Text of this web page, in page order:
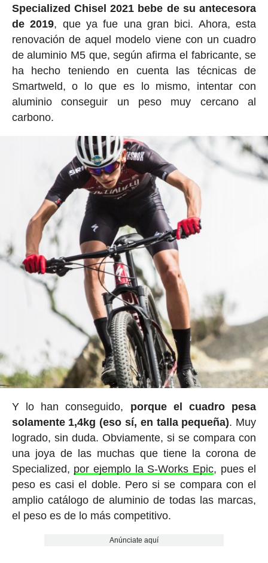
Specialized Chisel 2021 bebe de su antecesora
de 2019, que ya fue una gran bici. Ahora, esta
renovación de aquel modelo viene con un cuadro
de aluminio M5 que, según afirma el fabricante, se
ha hecho teniendo en cuenta las técnicas de
Smartweld, o lo que es lo mismo, intentar con
aluminio conseguir un peso muy cercano al
carbono.
Y lo han conseguido, porque el cuadro pesa
solamente 1,4kg (eso sí, en talla pequeña). Muy
logrado, sin duda. Obviamente, si se compara con
una joya de las muchas que tiene la corona de
Specialized, por ejemplo la S-Works Epic, pues el
peso es casi el doble. Pero si se compara con el
amplio catálogo de aluminio de todas las marcas,
el peso es de lo más competitivo.
Anúnciate aquí